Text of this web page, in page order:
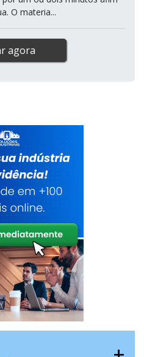
O materia...
agora